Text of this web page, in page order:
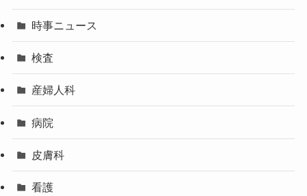
時事ニュース
検査
産婦人科
病院
皮膚科
看護